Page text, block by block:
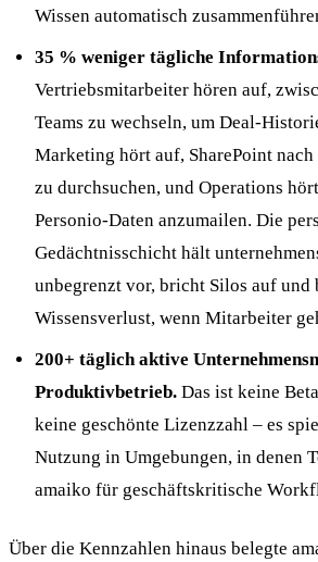
Wissen automatisch
35 % weniger tägliche
Vertriebsmitarbeiter hören auf,
Teams zu wechseln, um Deal-
Marketing hört auf, SharePoint nach
zu durchsuchen, und Operations
Personio-Daten anzumailen. Die
Gedächtnisschicht hält
unbegrenzt vor, bricht Silos auf und
Wissensverlust, wenn Mitarbeiter
200+ täglich aktive
Produktivbetrieb. Das ist keine
keine geschönte Lizenzzahl – es
Nutzung in Umgebungen, in denen
amaiko für geschäftskritische
Über die Kennzahlen hinaus belegte